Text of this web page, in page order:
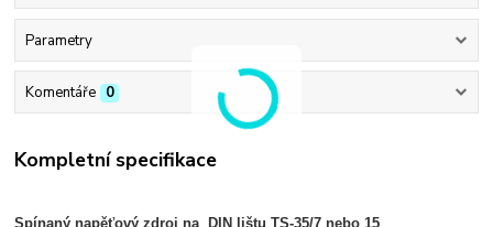
Parametry
Komentáře 0
Kompletní specifikace
Spínaný napěťový zdroj na DIN lištu TS-35/7 nebo 15